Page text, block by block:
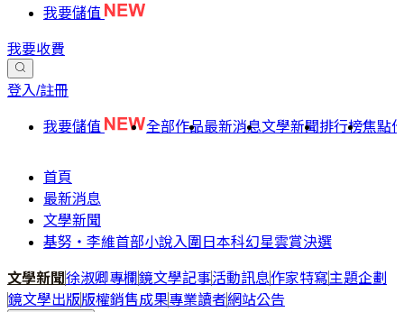
我要儲值
我要收費
登入/註冊
我要儲值 全部作品最新消息文學新聞排行榜焦點
首頁
最新消息
文學新聞
基努‧李維首部小說入圍日本科幻星雲賞決選
文學新聞 徐淑卿專欄鏡文學記事活動訊息作家特寫主題企劃
鏡文學出版版權銷售成果專業讀者網站公告